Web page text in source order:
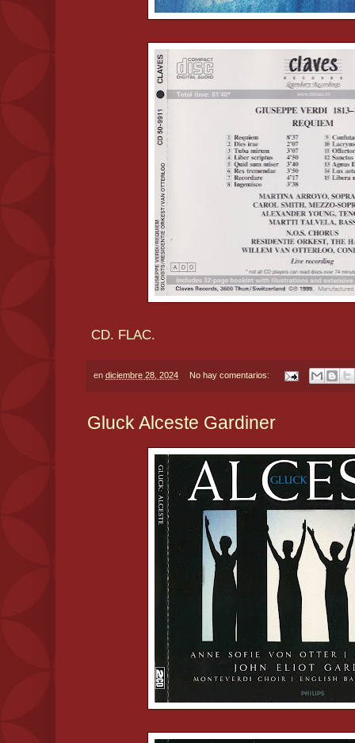
CD. FLAC.
en diciembre 28, 2024 No hay comentarios:
Gluck Alceste Gardiner